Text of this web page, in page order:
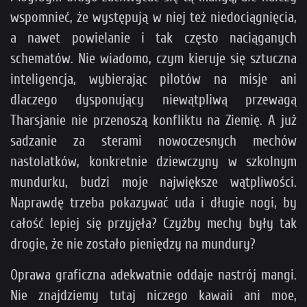
wspomnieć, że występują w niej też niedociągnięcia,
a nawet powielanie i tak często naciąganych
schematów. Nie wiadomo, czym kieruje się sztuczna
inteligencja, wybierając pilotów na misje ani
dlaczego dysponujący niewątpliwą przewagą
Tharsjanie nie przenoszą konfliktu na Ziemię. A już
sadzanie za sterami nowoczesnych mechów
nastolatków, konkretnie dziewczyny w szkolnym
mundurku, budzi moje największe wątpliwości.
Naprawdę trzeba pokazywać uda i długie nogi, by
całość lepiej się przyjęła? Czyżby mechy były tak
drogie, że nie zostało pieniędzy na mundury?
Oprawa graficzna adekwatnie oddaje nastrój mangi.
Nie znajdziemy tutaj niczego kawaii ani moe,